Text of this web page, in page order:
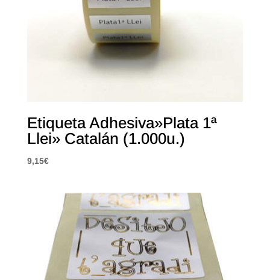
Etiqueta Adhesiva»Plata 1ª
Llei» Catalán (1.000u.)
9,15€